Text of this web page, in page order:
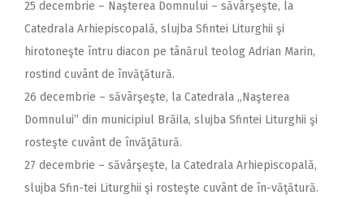
25 decembrie – Naşterea Domnului – săvârşeşte, la
Catedrala Arhiepiscopală, slujba Sfintei Liturghii şi
hirotoneşte întru diacon pe tânărul teolog Adrian Marin,
rostind cuvânt de învăţătură.
26 decembrie – săvârşeşte, la Catedrala ,,Naşterea
Domnului” din municipiul Brăila, slujba Sfintei Liturghii şi
rosteşte cuvânt de învăţătură.
27 decembrie – săvârşeşte, la Catedrala Arhiepiscopală,
slujba Sfin-tei Liturghii şi rosteşte cuvânt de în-văţătură.